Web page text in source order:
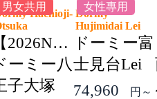
男女共用
Hachioji-
2026NEW】
ーミー八
子大塚
女性專用
Dormy
Hujimidai Lei
ドーミー富
士見台Lei
74,960
円～